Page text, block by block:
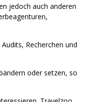
jedoch auch anderen
Recherchen und
oder setzen, so